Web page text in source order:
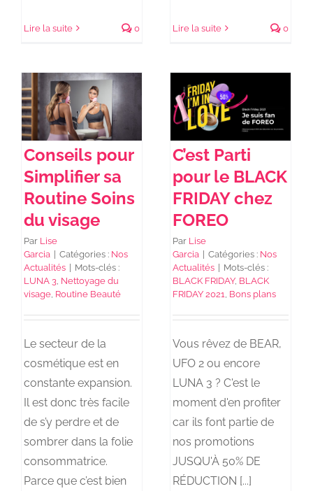
Lire la suite 0 Lire la suite 0
Conseils pour
Simplifier sa
Routine Soins
du visage
Par Lise
Garcia | Catégories : Nos
Actualités | Mots-clés :
LUNA 3 Nettoyage du
visage Routine Beauté
Le secteur de la
cosmétique est en
constante expansion.
Il est donc très facile
de s’y perdre et de
sombrer dans la folie
consommatrice.
Parce que c’est bien
C’est Parti
pour le BLACK
FRIDAY chez
FOREO
Par Lise
Garcia | Catégories : Nos
Actualités | Mots-clés :
BLACK FRIDAY, BLACK
FRIDAY 2021 Bons plans
Vous rêvez de BEAR,
UFO 2 ou encore
LUNA 3 ? C'est le
moment d'en profiter
car ils font partie de
nos promotions
JUSQU'À 50% DE
RÉDUCTION [...]